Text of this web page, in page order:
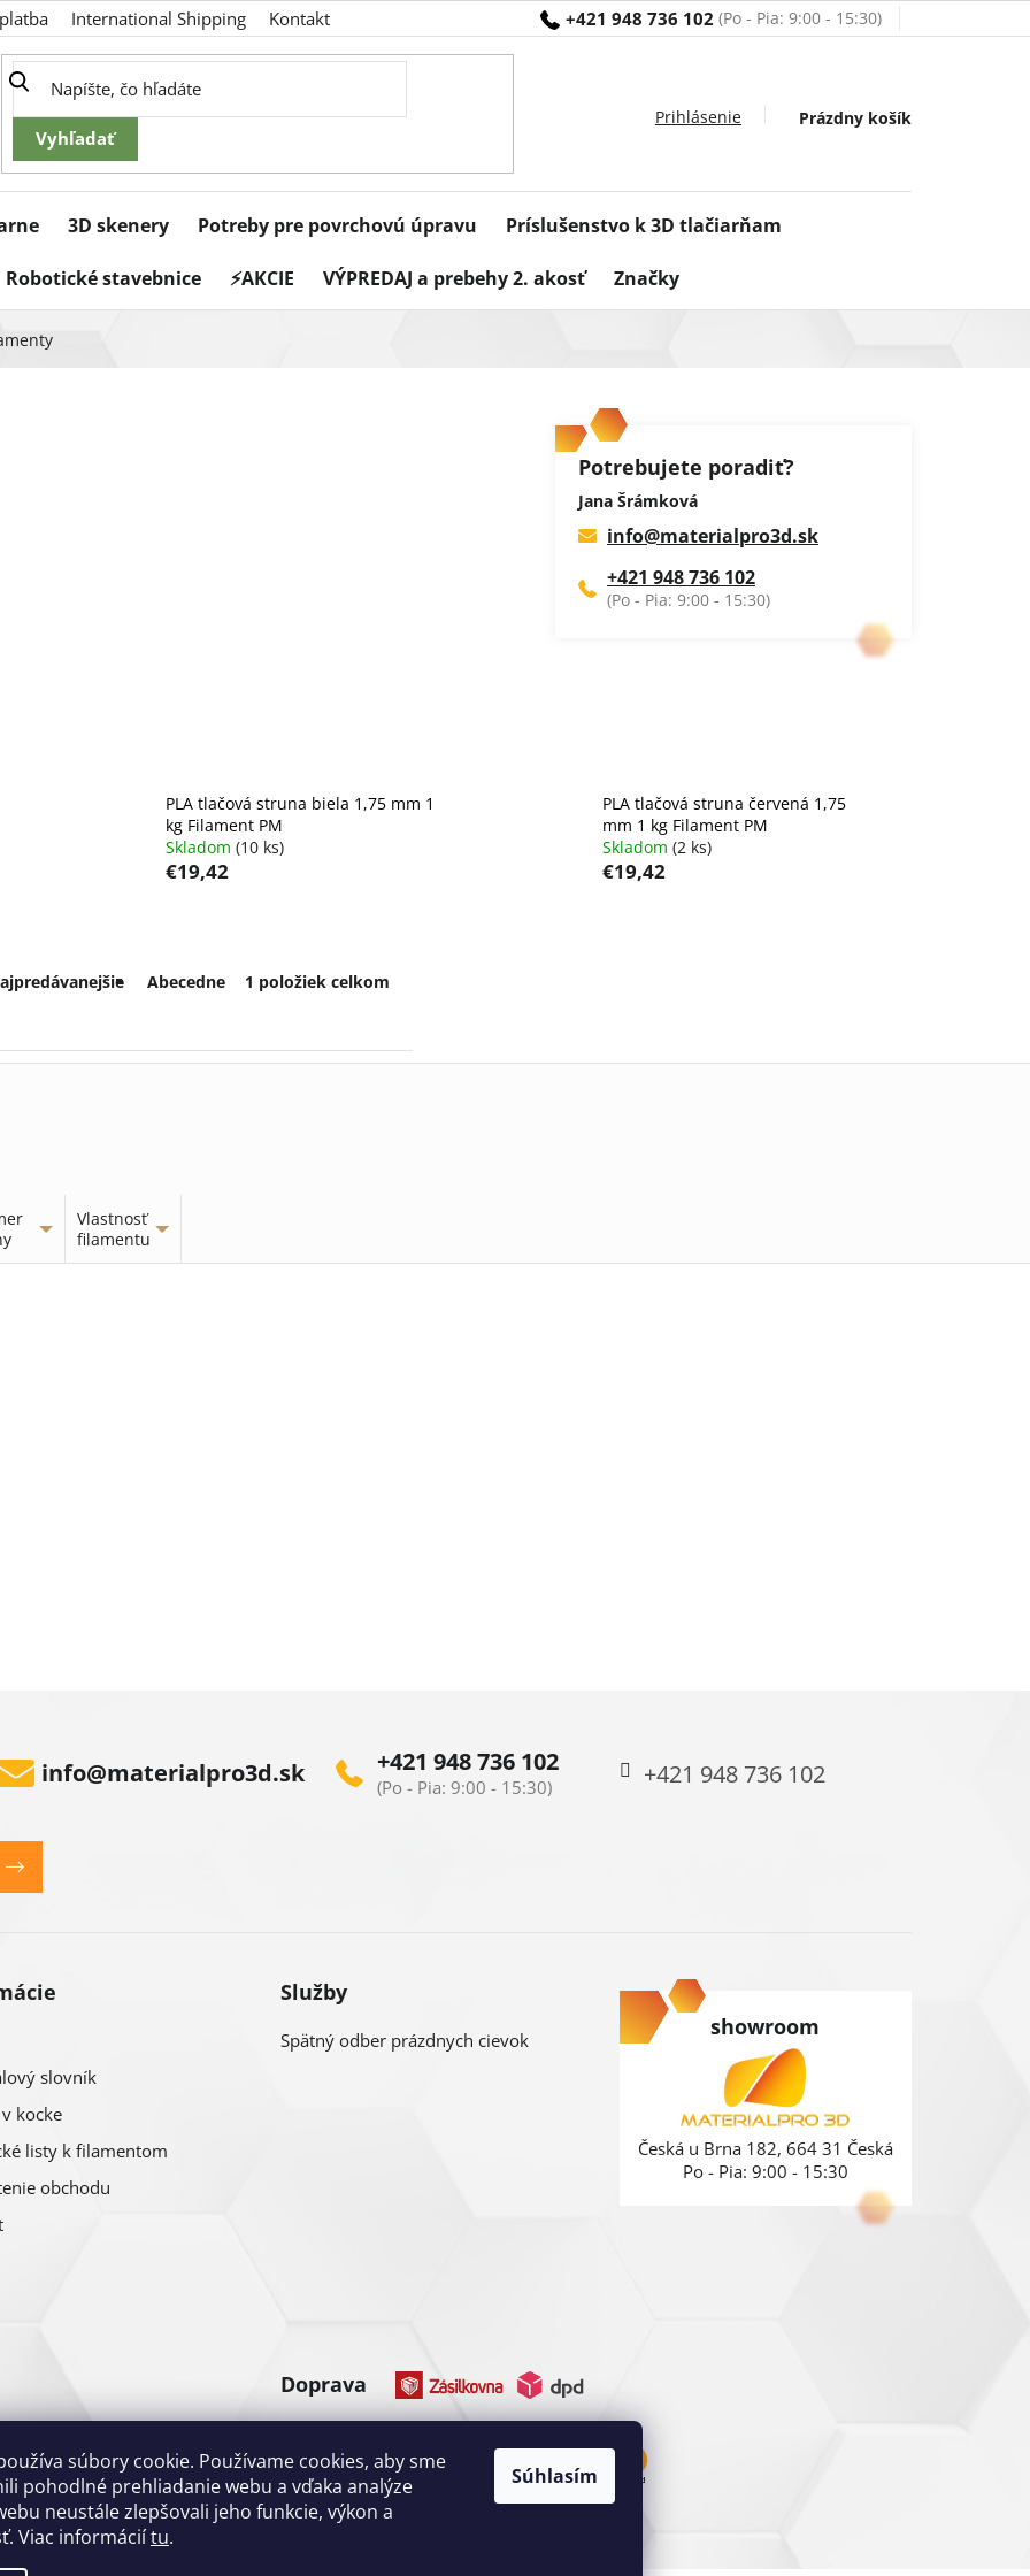
súbory cookie. Používame cookies, aby sme
pohodlné prehliadanie webu a vďaka analýze
neustále zlepšovali jeho funkcie, výkon a
Viac informáciítu.
Súhlasím
+421 948 736 102
International Shipping Kontakt
Nákupný
Prázdny košík
3D skenery Potreby pre povrchovú úpravu Príslušenstvo k 3D tlačiarňam
Robotické stavebnice ⚡AKCIE VÝPREDAJ a prebehy 2. akosť Značky
Potrebujete poradiť?
Jana Šrámková
info@materialpro3d.sk
+421 948 736 102
PLA tlačová struna biela 1,75 mm 1
kg Filament PM
Skladom(10 ks)
€19,42
PLA tlačová struna červená 1,75
mm 1 kg Filament PM
Skladom (2 ks)
€19,42
Abecedne 1 položiek celkom
Vlastnosť
filamentu
l
á
d
a
e
r
v
k
s
u
info@materialpro3d.sk +421 948 736 102 +421 948 736 102
slovník
kocke
listy k filamentom
obchodu
Služby
Spätný odber prázdnych cievok showroom
Česká u Brna 182, 664 31 Česká
Po - Pia: 9:00 - 15:30
Doprava
Platba